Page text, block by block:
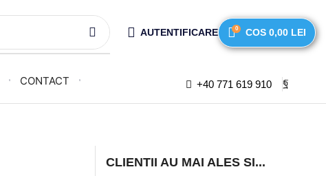
AUTENTIFICARE 0 COS 0,00 LEI
CONTACT +40 771 619 910
CLIENTII AU MAI ALES SI...